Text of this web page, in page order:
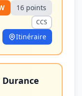
16 points
CCS
Itinéraire
Durance